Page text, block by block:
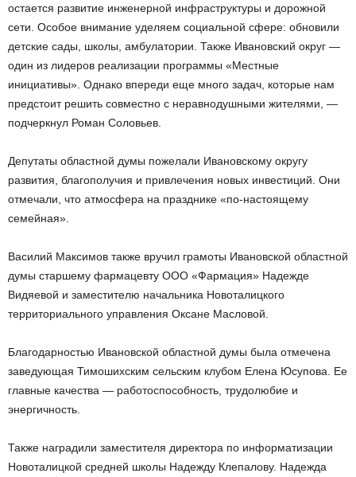
остается развитие инженерной инфраструктуры и дорожной
сети. Особое внимание уделяем социальной сфере: обновили
детские сады, школы, амбулатории. Также Ивановский округ —
один из лидеров реализации программы «Местные
инициативы». Однако впереди еще много задач, которые нам
предстоит решить совместно с неравнодушными жителями, —
подчеркнул Роман Соловьев.
Депутаты областной думы пожелали Ивановскому округу
развития, благополучия и привлечения новых инвестиций. Они
отмечали, что атмосфера на празднике «по-настоящему
семейная».
Василий Максимов также вручил грамоты Ивановской областной
думы старшему фармацевту ООО «Фармация» Надежде
Видяевой и заместителю начальника Новоталицкого
территориального управления Оксане Масловой.
Благодарностью Ивановской областной думы была отмечена
заведующая Тимошихским сельским клубом Елена Юсупова. Ее
главные качества — работоспособность, трудолюбие и
энергичность.
Также наградили заместителя директора по информатизации
Новоталицкой средней школы Надежду Клепалову. Надежда